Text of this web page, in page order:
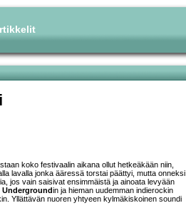
koko festivaalin aikana ollut hetkeäkään niin,
lavalla jonka ääressä torstai päättyi, mutta onneksi
jos vain saisivat ensimmäistä ja ainoata levyään
Undergroundin ja hieman uudemman indierockin
Yllättävän nuoren yhtyeen kylmäkiskoinen soundi